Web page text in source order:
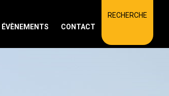
ÉVÈNEMENTS CONTACT
RECHERCHE